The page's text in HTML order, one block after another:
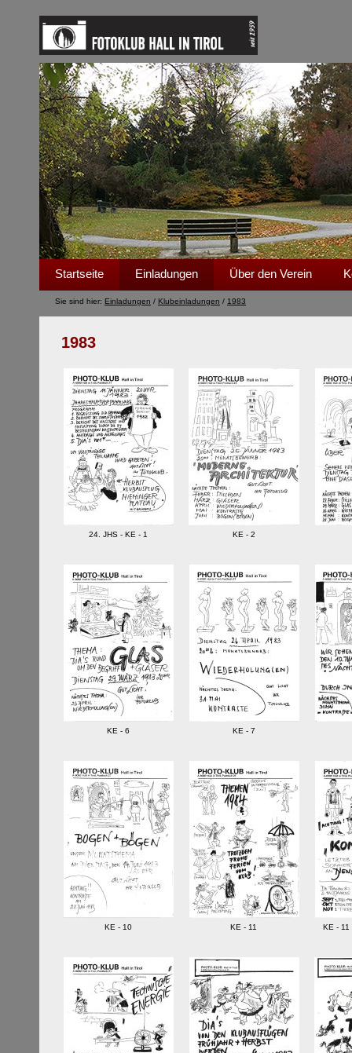
Startseite Einladungen Über den Verein
1983
24. JHS - KE - 1 KE - 2
KE - 6 KE - 7
KE - 10 KE - 11 KE - 11
Sie sind hier: Einladungen / Klubeinladungen / 1983